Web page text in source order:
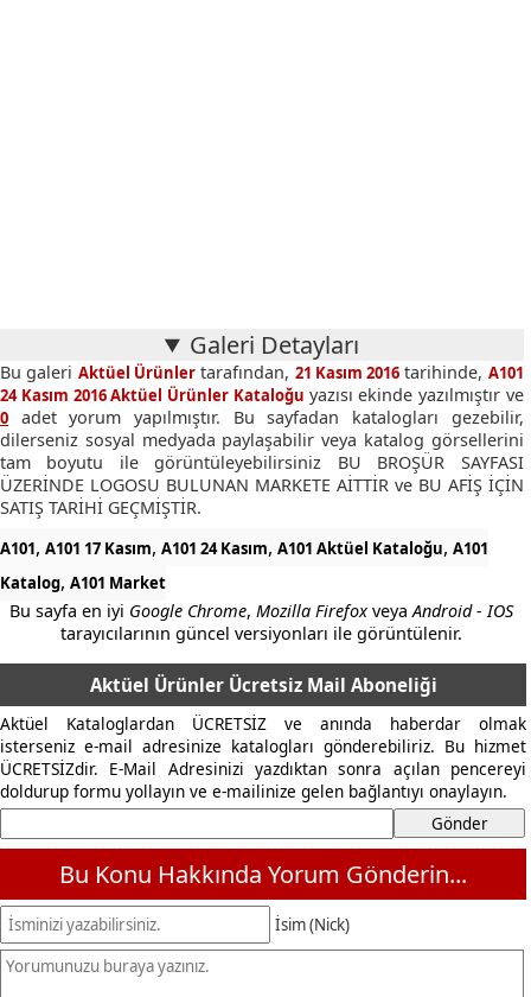
Galeri Detayları
Bu galeri Aktüel Ürünlertarafından, 21 Kasım 2016 tarihinde, A101
24 Kasım 2016 Aktüel Ürünler Kataloğu yazısı ekinde yazılmıştır ve
0 adet yorum yapılmıştır. Bu sayfadan katalogları gezebilir,
dilerseniz sosyal medyada paylaşabilir veya katalog görsellerini
tam boyutu ile görüntüleyebilirsiniz BU BROŞÜR SAYFASI
ÜZERİNDE LOGOSU BULUNAN MARKETE AİTTİR ve BU AFİŞ İÇİN
SATIŞ TARİHİ GEÇMİŞTİR.
A101, A101 17 Kasım, A101 24 Kasım, A101 Aktüel Kataloğu, A101
Katalog, A101 Market
Bu sayfa en iyi Google Chrome,Mozilla Firefox veyaAndroid - IOS
tarayıcılarının güncel versiyonları ile görüntülenir.
Aktüel Ürünler Ücretsiz Mail Aboneliği
Aktüel Kataloglardan ÜCRETSİZ ve anında haberdar olmak
isterseniz e-mail adresinize katalogları gönderebiliriz. Bu hizmet
ÜCRETSİZdir. E-Mail Adresinizi yazdıktan sonra açılan pencereyi
doldurup formu yollayın ve e-mailinize gelen bağlantıyı onaylayın.
Bu Konu Hakkında Yorum Gönderin...
İsim (Nick)